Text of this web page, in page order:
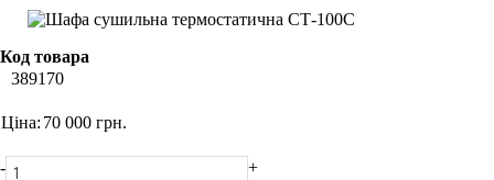
Код товара
389170
Ціна: 70 000 грн.
- +